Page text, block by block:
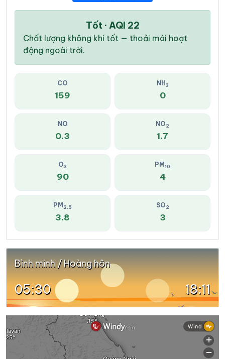
Tốt · AQI 22
Chất lượng không khí tốt — thoải mái hoạt
động ngoài trời.
CO
159
NH 3
0
NO
0.3
NO2
1.7
O3
90
PM 10
4
PM 2.5
3.8
SO2
3
Bình minh / Hoàng hôn
05:30 18:11